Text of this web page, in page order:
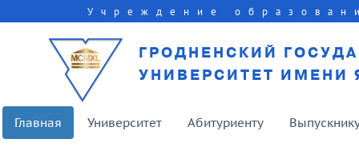
Учреждение
ГРОДНЕНСКИЙ
УНИВЕРСИТЕТ ИМЕНИ
Главная Университет Абитуриенту